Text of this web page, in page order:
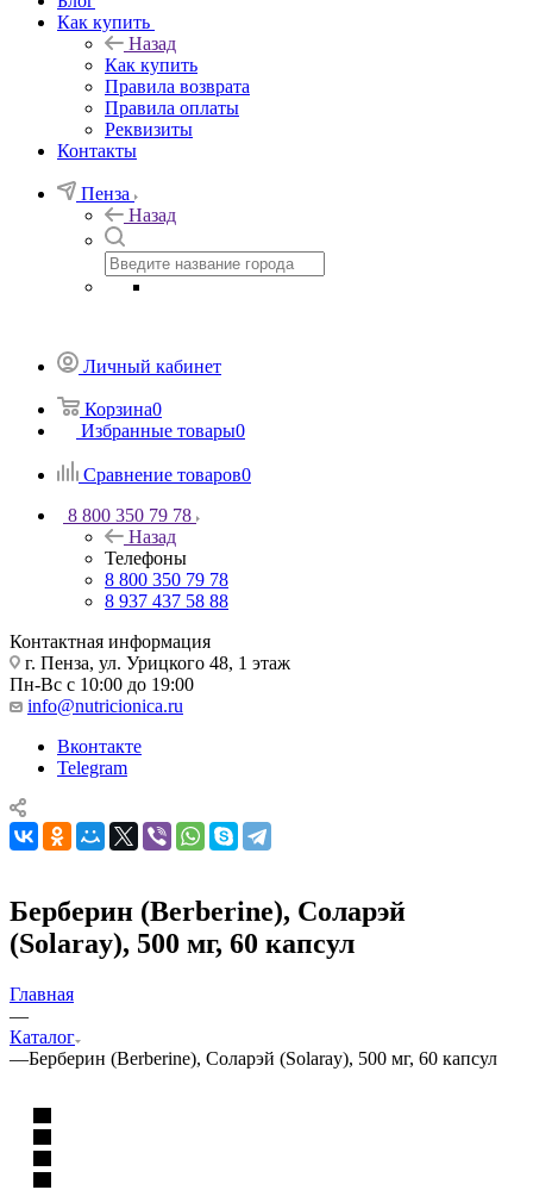
Как купить
Назад
Как купить
Правила возврата
Правила оплаты
Реквизиты
Контакты
Пенза
Назад
Личный кабинет
Корзина0
Избранные товары0
Сравнение товаров0
8 800 350 79 78
Назад
Телефоны
8 800 350 79 78
8 937 437 58 88
Контактная информация
г. Пенза, ул. Урицкого 48, 1 этаж
Пн-Вс с 10:00 до 19:00
info@nutricionica.ru
Вконтакте
Telegram
Берберин (Berberine), Соларэй
(Solaray), 500 мг, 60 капсул
Главная
—
Каталог
—Берберин (Berberine), Соларэй (Solaray), 500 мг, 60 капсул